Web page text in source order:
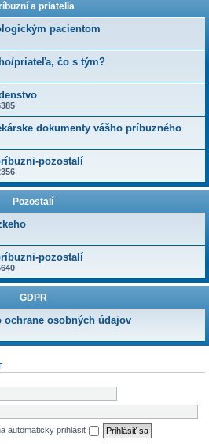
a priatelia
pacientom
priateľa, čo s tým?
dokumenty vášho príbuzného
pozostalí
Pozostalí
pozostalí
GDPR
ochrane osobných údajov
automaticky prihlásiť